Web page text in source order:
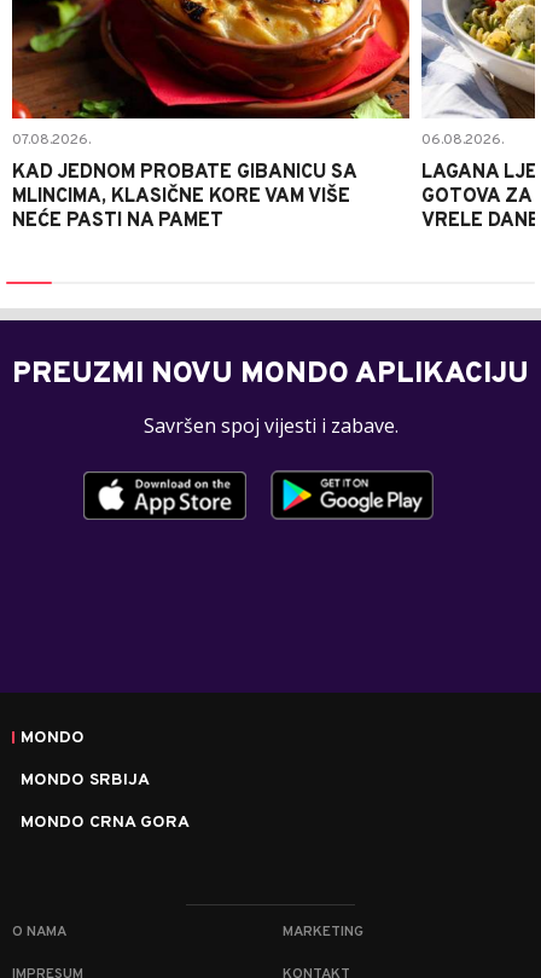
07.08.2026.
KAD JEDNOM PROBATE GIBANICU SA
MLINCIMA, KLASIČNE KORE VAM VIŠE
NEĆE PASTI NA PAMET
06.08.2026.
LAGANA
GOTOVA ZA
VRELE DANE
PREUZMI NOVU MONDO APLIKACIJU
Savršen spoj vijesti i zabave.
MONDO
MONDO SRBIJA
MONDO CRNA GORA
O NAMA MARKETING